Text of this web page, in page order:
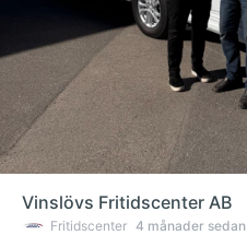
Vinslövs Fritidscenter AB
Fritidscenter 4 månader sedan